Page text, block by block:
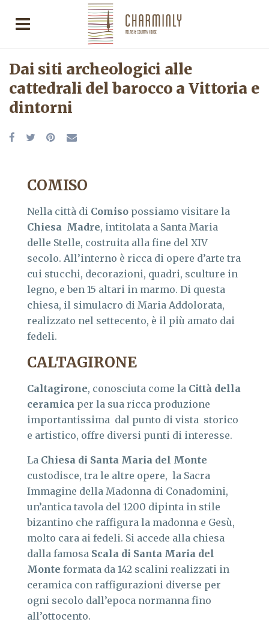
Dai siti archeologici alle
cattedrali del barocco a Vittoria e
dintorni
COMISO
Nella città di Comiso possiamo visitare la
Chiesa Madre, intitolata a Santa Maria
delle Stelle, costruita alla fine del XIV
secolo. All’interno è ricca di opere d’arte tra
cui stucchi, decorazioni, quadri, sculture in
legno, e ben 15 altari in marmo. Di questa
chiesa, il simulacro di Maria Addolorata,
realizzato nel settecento, è il più amato dai
fedeli.
CALTAGIRONE
Caltagirone, conosciuta come la Città della
ceramica per la sua ricca produzione
importantissima dal punto di vista storico
e artistico, offre diversi punti di interesse.
La Chiesa di Santa Maria del Monte
custodisce, tra le altre opere, la Sacra
Immagine della Madonna di Conadomini,
un’antica tavola del 1200 dipinta in stile
bizantino che raffigura la madonna e Gesù,
molto cara ai fedeli. Si accede alla chiesa
dalla famosa Scala di Santa Maria del
Monte formata da 142 scalini realizzati in
ceramica con raffigurazioni diverse per
ogni secolo dall’epoca normanna fino
all’ottocento.